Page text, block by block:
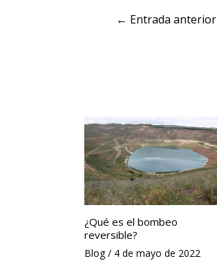
Navegación
← Entrada anterior
¿Qué es el bombeo
reversible?
Blog/ 4 de mayo de 2022